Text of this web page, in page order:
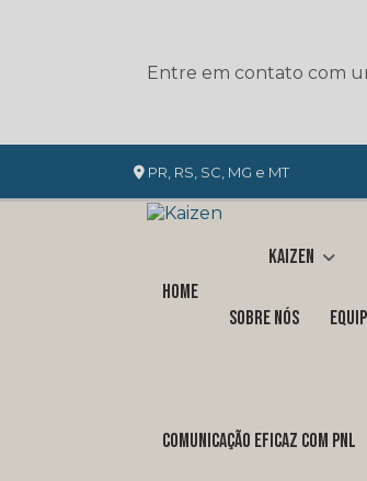
Entre em contato com
PR, RS, SC, MG e MT
Home
Kaizen
Sobre nós
COMUNICAÇÃO EFICAZ COM PNL